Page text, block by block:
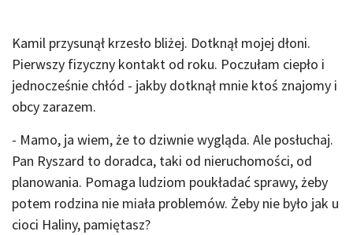
Kamil przysunął krzesło bliżej. Dotknął mojej dłoni.
Pierwszy fizyczny kontakt od roku. Poczułam ciepło i
jednocześnie chłód - jakby dotknął mnie ktoś znajomy i
obcy zarazem.
- Mamo, ja wiem, że to dziwnie wygląda. Ale posłuchaj.
Pan Ryszard to doradca, taki od nieruchomości, od
planowania. Pomaga ludziom poukładać sprawy, żeby
potem rodzina nie miała problemów. Żeby nie było jak u
cioci Haliny, pamiętasz?